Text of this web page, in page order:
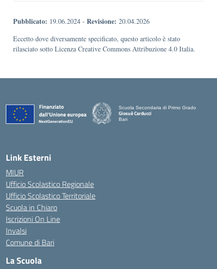
Pubblicato: 19.06.2024 - Revisione: 20.04.2026
Eccetto dove diversamente specificato, questo articolo è stato
rilasciato sotto Licenza Creative Commons Attribuzione 4.0 Italia.
Scuola Secondaria di Primo Grado
Giosuè Carducci
Bari
Link Esterni
MIUR
Ufficio Scolastico Regionale
Ufficio Scolastico Territoriale
Scuola in Chiaro
Iscrizioni On Line
Invalsi
Comune di Bari
La Scuola